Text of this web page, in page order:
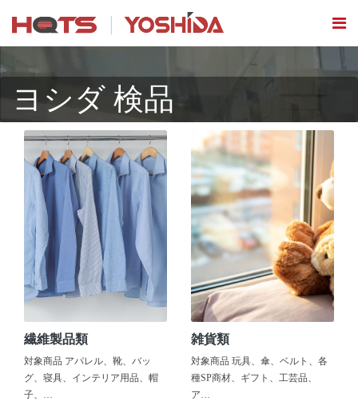
ヨシダ 検品
繊維製品類
対象商品 アパレル、靴、バッ
グ、寝具、インテリア用品、帽
子、…
雑貨類
対象商品 玩具、傘、ベルト、各
種SP商材、ギフト、工芸品、
ア…